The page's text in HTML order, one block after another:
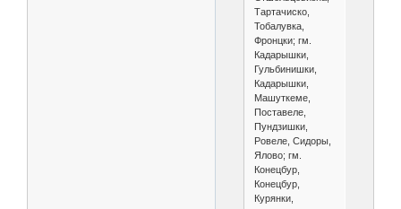
Тартачиско,
Тобалувка,
Фронцки; гм.
Кадарышки,
Гульбинишки,
Кадарышки,
Машуткеме,
Поставеле,
Пундзишки,
Ровеле, Сидоры,
Ялово; гм.
Конецбур,
Конецбур,
Курянки,